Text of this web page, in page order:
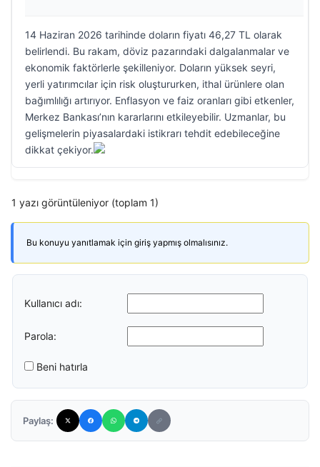
14 Haziran 2026 tarihinde doların fiyatı 46,27 TL olarak
belirlendi. Bu rakam, döviz pazarındaki dalgalanmalar ve
ekonomik faktörlerle şekilleniyor. Doların yüksek seyri,
yerli yatırımcılar için risk oluştururken, ithal ürünlere olan
bağımlılığı artırıyor. Enflasyon ve faiz oranları gibi etkenler,
Merkez Bankası’nın kararlarını etkileyebilir. Uzmanlar, bu
gelişmelerin piyasalardaki istikrarı tehdit edebileceğine
dikkat çekiyor.
1 yazı görüntüleniyor (toplam 1)
Bu konuyu yanıtlamak için giriş yapmış olmalısınız.
Kullanıcı adı:
Parola:
Beni hatırla
Paylaş: